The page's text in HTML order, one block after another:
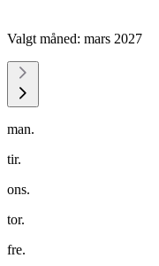
Valgt måned: mars 2027
man.
tir.
ons.
tor.
fre.